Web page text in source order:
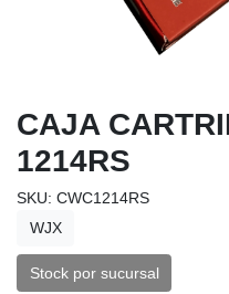
CAJA
1214RS
SKU: CWC1214RS
WJX
Stock por sucursal